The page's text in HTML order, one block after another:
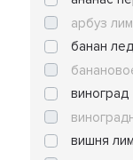
арбуз
банан лед
виноград
вишня